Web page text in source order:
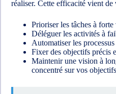
réaliser. Cette efficacité vient de
Prioriser les tâches à
Déléguer les activités à
Automatiser les
Fixer des objectifs précis
Maintenir une vision à
concentré sur vos